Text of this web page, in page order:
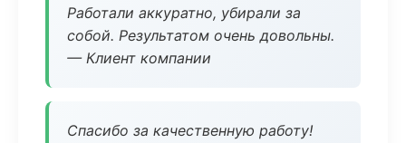
Работали аккуратно, убирали за
собой. Результатом очень довольны.
— Клиент компании
Спасибо за качественную работу!